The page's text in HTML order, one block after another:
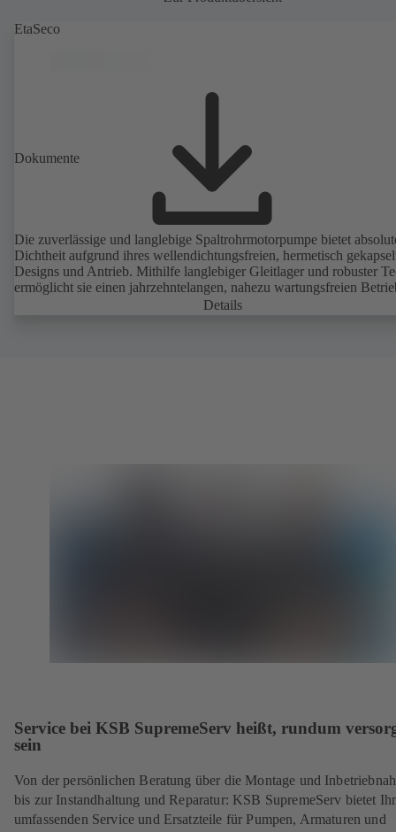
EtaSeco
Dokumente
Die zuverlässige und langlebige Spaltrohrmotorpumpe bietet
Dichtheit aufgrund ihres wellendichtungsfreien, hermetisch
Designs und Antrieb. Mithilfe langlebiger Gleitlager und robuster
ermöglicht sie einen jahrzehntelangen, nahezu wartungsfreien
Details
Service bei KSB SupremeServ heißt, rundum
sein
Von der persönlichen Beratung über die Montage und
bis zur Instandhaltung und Reparatur: KSB SupremeServ bietet
umfassenden Service und Ersatzteile für Pumpen, Armaturen und